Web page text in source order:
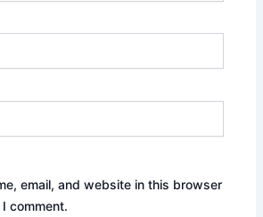
email, and website in this browser
comment.